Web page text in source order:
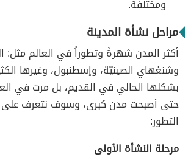
ومختلفة.
مراحل نشأة المدينة
أكثر المدن شهرةً وتطوراً في العالم مثل:
وشنغهاي الصينيّة، وإسطنبول، وغيرها
بشكلها الحالي في القديم، بل مرت في
حتى أصبحت مدن كبرى، وسوف نتعرف على
التطور:
مرحلة النشأة الأولى